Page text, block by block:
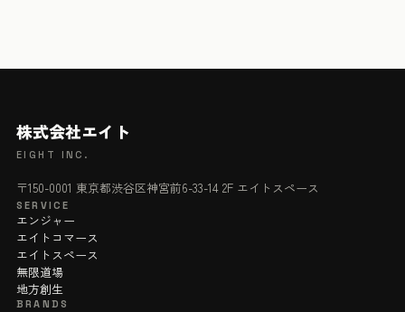
株式会社エイト
EIGHT INC.
〒150-0001 東京都渋谷区神宮前6-33-14 2F エイトスペース
SERVICE
エンジャー
エイトコマース
エイトスペース
無限道場
地方創生
BRANDS